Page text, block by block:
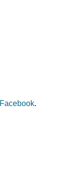
Facebook.